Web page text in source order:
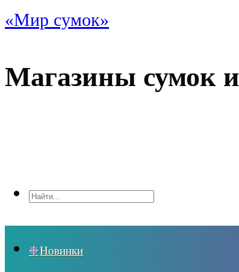
«Мир сумок»
Магазины сумок
Новинки